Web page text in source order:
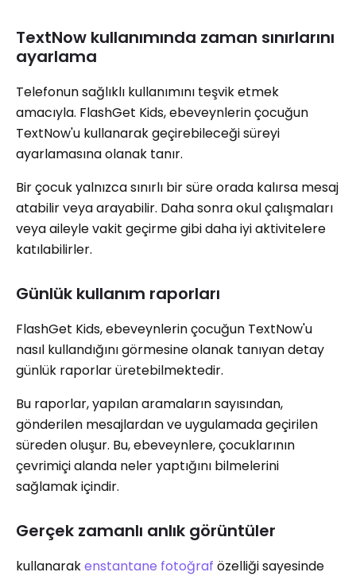
TextNow kullanımında zaman sınırlarını
ayarlama
Telefonun sağlıklı kullanımını teşvik etmek
amacıyla. FlashGet Kids, ebeveynlerin çocuğun
TextNow'u kullanarak geçirebileceği süreyi
ayarlamasına olanak tanır.
Bir çocuk yalnızca sınırlı bir süre orada kalırsa mesaj
atabilir veya arayabilir. Daha sonra okul çalışmaları
veya aileyle vakit geçirme gibi daha iyi aktivitelere
katılabilirler.
Günlük kullanım raporları
FlashGet Kids, ebeveynlerin çocuğun TextNow'u
nasıl kullandığını görmesine olanak tanıyan detay
günlük raporlar üretebilmektedir.
Bu raporlar, yapılan aramaların sayısından,
gönderilen mesajlardan ve uygulamada geçirilen
süreden oluşur. Bu, ebeveynlere, çocuklarının
çevrimiçi alanda neler yaptığını bilmelerini
sağlamak içindir.
Gerçek zamanlı anlık görüntüler
kullanarakenstantane fotoğraf özelliği sayesinde